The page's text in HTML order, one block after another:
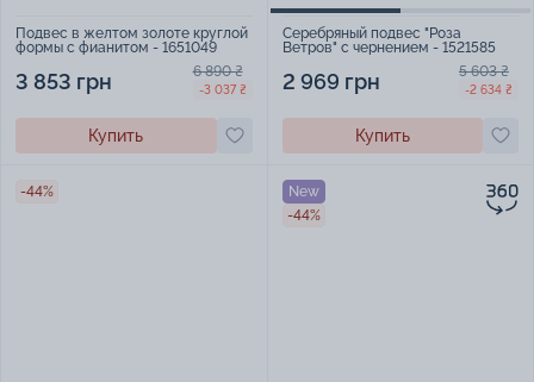
Подвес в желтом золоте круглой
формы с фианитом - 1651049
3 853 грн 6 890 ₴
-3 037 ₴
Купить
Серебряный подвес "Роза
Ветров" с чернением - 1521585
2 969 грн 5 603 ₴
-2 634 ₴
Купить
-44%
New
-44%